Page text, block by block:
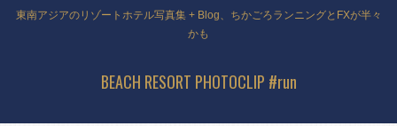
東南アジアのリゾートホテル写真集 + Blog、ちかごろランニングとFXが半々
かも
BEACH RESORT PHOTOCLIP #run